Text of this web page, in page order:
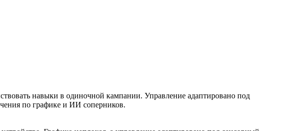
навыки в одиночной кампании. Управление адаптировано под
по графике и ИИ соперников.